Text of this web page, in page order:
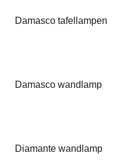
Damasco tafellampen
Damasco wandlamp
Diamante wandlamp